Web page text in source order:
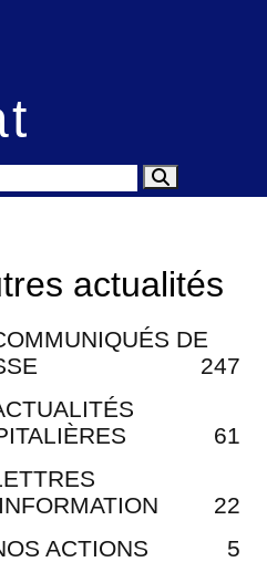
actualités
DE
247
61
22
ACTIONS
5